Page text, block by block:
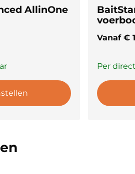
AllinOne
Vanaf €
Per